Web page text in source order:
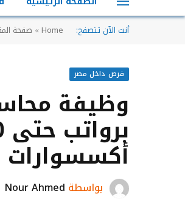
أنت الآن تتصفح: Home
» صفحة
فرص داخل مصر
وظيفة
أكسسوارات
بواسطة Nour Ahmed